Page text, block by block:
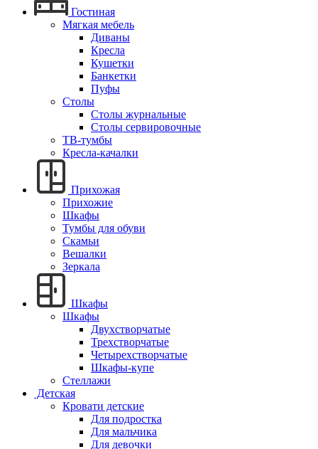
Гостиная
Мягкая мебель
Диваны
Кресла
Кушетки
Банкетки
Пуфы
Столы
Столы журнальные
Столы сервировочные
ТВ-тумбы
Кресла-качалки
Прихожая
Прихожие
Шкафы
Тумбы для обуви
Скамьи
Вешалки
Зеркала
Шкафы
Шкафы
Двухстворчатые
Трехстворчатые
Четырехстворчатые
Шкафы-купе
Стеллажи
Детская
Кровати детские
Для подростка
Для мальчика
Для девочки